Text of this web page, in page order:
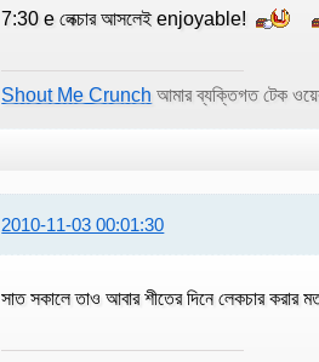
7:30 e লেক্চার আসলেই enjoyable!
Shout Me Crunch আমার ব্যক্তিগত টেক
2010-11-03 00:01:30
সাত সকালে তাও আবার শীতের দিনে লেকচার করার